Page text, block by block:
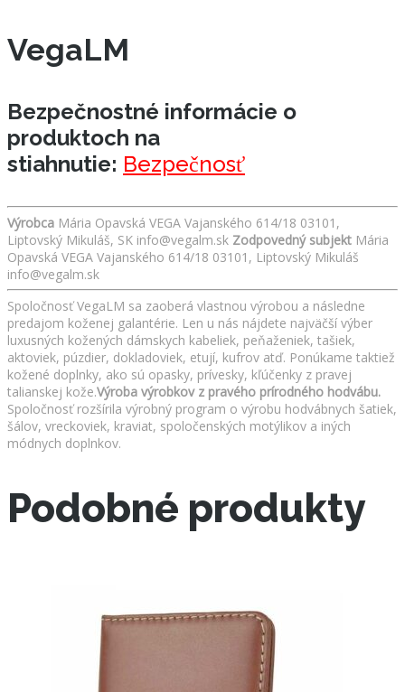
VegaLM
Bezpečnostné informácie o
produktoch na
stiahnutie: Bezpečnosť
Výrobca Mária Opavská VEGA Vajanského 614/18 03101,
Liptovský Mikuláš, SK info@vegalm.sk Zodpovedný subjekt Mária
Opavská VEGA Vajanského 614/18 03101, Liptovský Mikuláš
info@vegalm.sk
Spoločnosť VegaLM sa zaoberá vlastnou výrobou a následne
predajom koženej galantérie. Len u nás nájdete najväčší výber
luxusných kožených dámskych kabeliek, peňaženiek, tašiek,
aktoviek, púzdier, dokladoviek, etují, kufrov atď. Ponúkame taktiež
kožené doplnky, ako sú opasky, prívesky, kľúčenky z pravej
talianskej kože.Výroba výrobkov z pravého prírodného hodvábu.
Spoločnosť rozšírila výrobný program o výrobu hodvábnych šatiek,
šálov, vreckoviek, kraviat, spoločenských motýlikov a iných
módnych doplnkov.
Podobné produkty